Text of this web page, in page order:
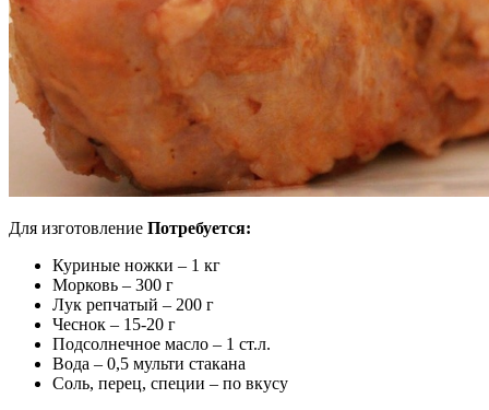
Для изготовление Потребуется:
Куриные ножки – 1 кг
Морковь – 300 г
Лук репчатый – 200 г
Чеснок – 15-20 г
Подсолнечное масло – 1 ст.л.
Вода – 0,5 мульти стакана
Соль, перец, специи – по вкусу